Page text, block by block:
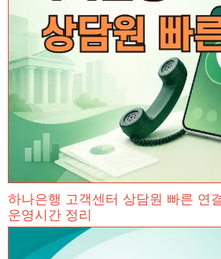
하나은행 고객센터 상담원 빠른 연
운영시간 정리